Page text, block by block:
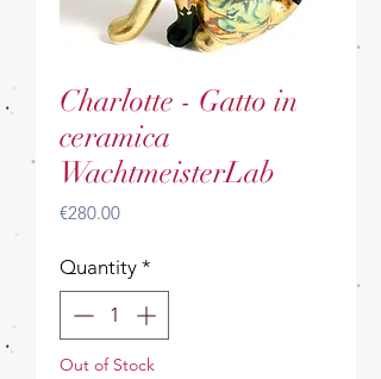
Charlotte - Gatto in
ceramica
WachtmeisterLab
€280.00Price
Quantity *
Out of Stock